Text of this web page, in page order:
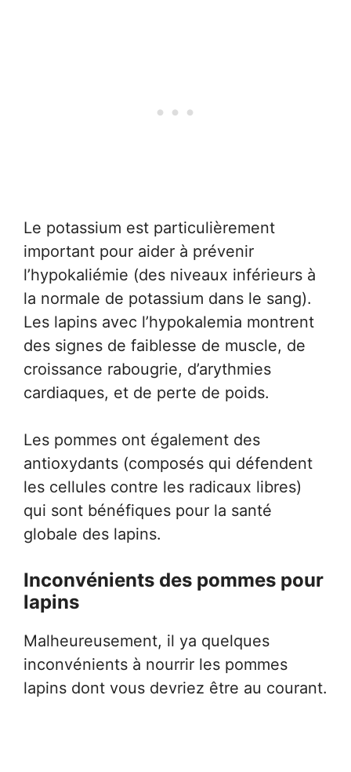
Le potassium est particulièrement
important pour aider à prévenir
l’hypokaliémie (des niveaux inférieurs à
la normale de potassium dans le sang).
Les lapins avec l’hypokalemia montrent
des signes de faiblesse de muscle, de
croissance rabougrie, d’arythmies
cardiaques, et de perte de poids.
Les pommes ont également des
antioxydants (composés qui défendent
les cellules contre les radicaux libres)
qui sont bénéfiques pour la santé
globale des lapins.
Inconvénients des pommes pour
lapins
Malheureusement, il ya quelques
inconvénients à nourrir les pommes
lapins dont vous devriez être au courant.